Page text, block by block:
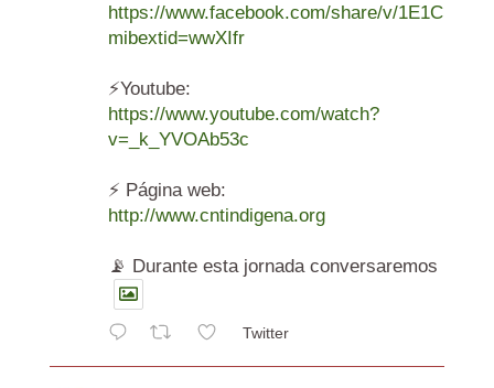
https://www.facebook.com/share/v/
mibextid=wwXIfr
⚡️Youtube:
https://www.youtube.com/watch?
v=_k_YVOAb53c
⚡️ Página web:
http://www.cntindigena.org
📡 Durante esta jornada conversaremos
Twitter